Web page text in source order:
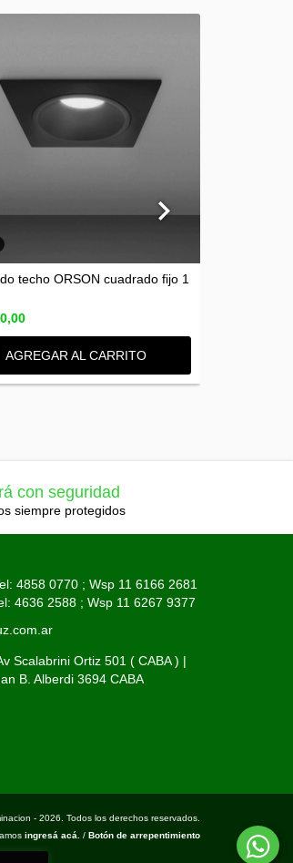
techo ORSON cuadrado fijo 1
AGREGAR AL CARRITO
con seguridad
siempre protegidos
4858 0770 ; Wsp 11 6166 2681
4636 2588 ; Wsp 11 6267 9377
Scalabrini Ortiz 501 ( CABA ) |
B. Alberdi 3694 CABA
- 2026. Todos los derechos reservados.
ingresá acá. / Botón de arrepentimiento